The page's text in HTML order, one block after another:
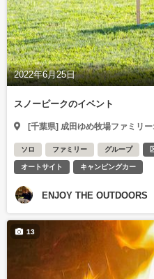
2022年6月25日
スノーピークのイベント
[千葉県] 成田ゆめ牧場ファミリ
ソロ ファミリー グループ
オートサイト キャンピングカー
ENJOY THE OUTDOORS
13